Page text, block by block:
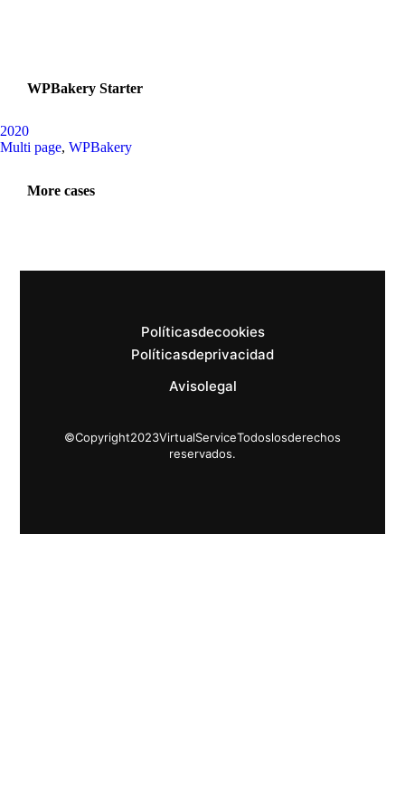
WPBakery Starter
2020
Multi page, WPBakery
More cases
Políticas de cookies
Políticas de privacidad
Aviso legal
© Copyright 2023 Virtual Service Todos los derechos
reservados.